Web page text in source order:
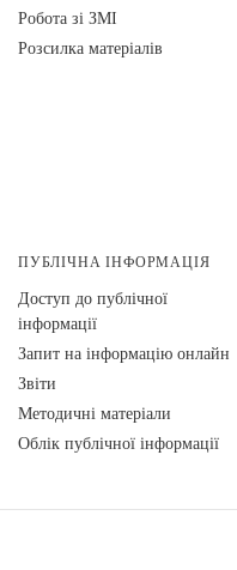
Робота зі ЗМІ
Розсилка матеріалів
ПУБЛІЧНА ІНФОРМАЦІЯ
Доступ до публічної
інформації
Запит на інформацію онлайн
Звіти
Методичні матеріали
Облік публічної інформації